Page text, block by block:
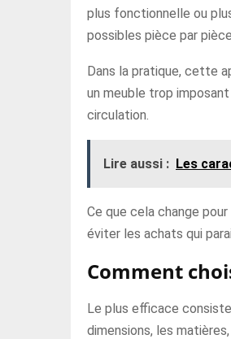
plus fonctionnelle ou
possibles pièce par
Dans la pratique, cette
un meuble trop
circulation.
Lire aussi : Les
Ce que cela change
éviter les achats qui
Comment
Le plus efficace
dimensions, les